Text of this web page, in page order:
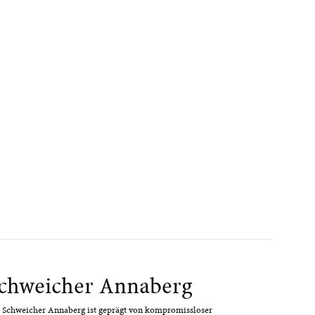
Annaberg
Schweicher Annaberg ist geprägt von kompromissloser